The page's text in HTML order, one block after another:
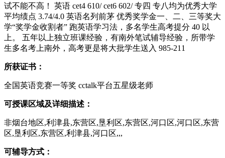
试不能不高！ 英语 cet4 610/ cet6 602/ 专四 专八均为优秀大学
平均绩点 3.74/4.0 英语名列前茅 优秀奖学金一、二、三等奖大
学“奖学金收割者” 跑英语学习法，多名学生高考提分 40 以
上。 五年以上独立班课经验，有南外笔试辅导经验，所带学
生多名考上南外，高考更是将大批学生送入 985-211
所获证书：
全国英语竞赛一等奖 cctalk平台五星级老师
可授课区域及详细描述：
非烟台地区,利津县,东营区,垦利区,东营区,河口区,河口区,东营
区,垦利区,东营区,利津县,河口区,,,
可辅导方式：